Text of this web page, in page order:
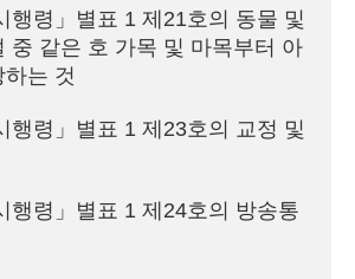
행령」별표 1 제21호의 동물 및
중 같은 호 가목 및 마목부터 아
는 것
행령」별표 1 제23호의 교정 및
행령」별표 1 제24호의 방송통